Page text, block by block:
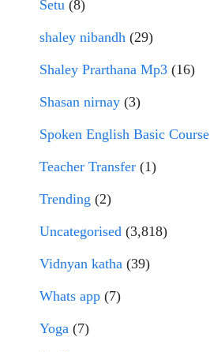
Setu (8)
shaley nibandh (29)
Shaley Prarthana Mp3 (16)
Shasan nirnay (3)
Spoken English Basic Course
Teacher Transfer (1)
Trending (2)
Uncategorised (3,818)
Vidnyan katha (39)
Whats app (7)
Yoga (7)